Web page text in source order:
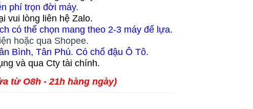
phí trọn đời máy.
vui lòng liên hệ Zalo.
có thể chọn mang theo 2-3 máy để lựa.
hoặc qua Shopee.
Bình, Tân Phú. Có chổ đậu Ô Tô.
và qua Cty tài chính.
từ O8h - 21h hàng ngày)